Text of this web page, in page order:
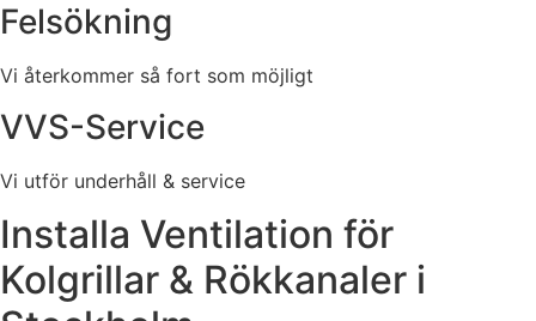
Felsökning
Vi återkommer så fort som möjligt
VVS-Service
Vi utför underhåll & service
Installa Ventilation för
Kolgrillar & Rökkanaler i